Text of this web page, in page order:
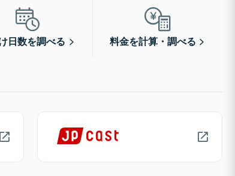
日数を調べる 料金を計算・調べる